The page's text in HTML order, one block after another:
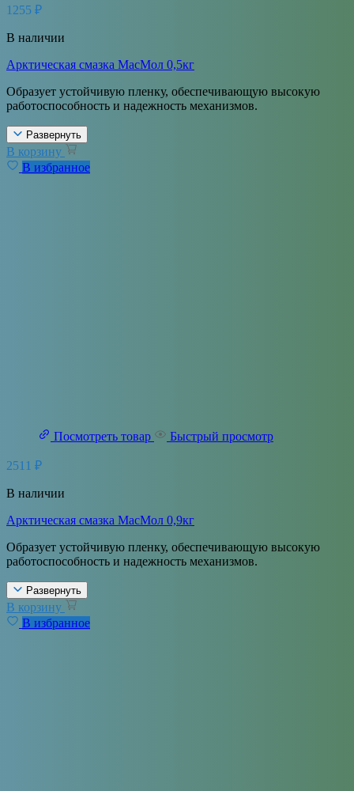
1255 ₽
В наличии
Арктическая смазка МасМол 0,5кг
Образует устойчивую пленку, обеспечивающую высокую
работоспособность и надежность механизмов.
Развернуть
В корзину
В избранное
Посмотреть товар Быстрый просмотр
2511 ₽
В наличии
Арктическая смазка МасМол 0,9кг
Образует устойчивую пленку, обеспечивающую высокую
работоспособность и надежность механизмов.
Развернуть
В корзину
В избранное